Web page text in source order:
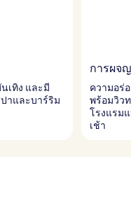
เทิง และมี
าและบาร์ริม
การผจ
ความอร่
พร้อมวิว
โรงแรม
เช้า